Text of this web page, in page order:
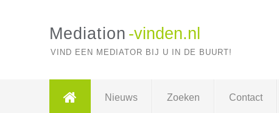
Mediation -vinden.nl
VIND EEN MEDIATOR BIJ U IN DE BUURT!
Nieuws Zoeken Contact